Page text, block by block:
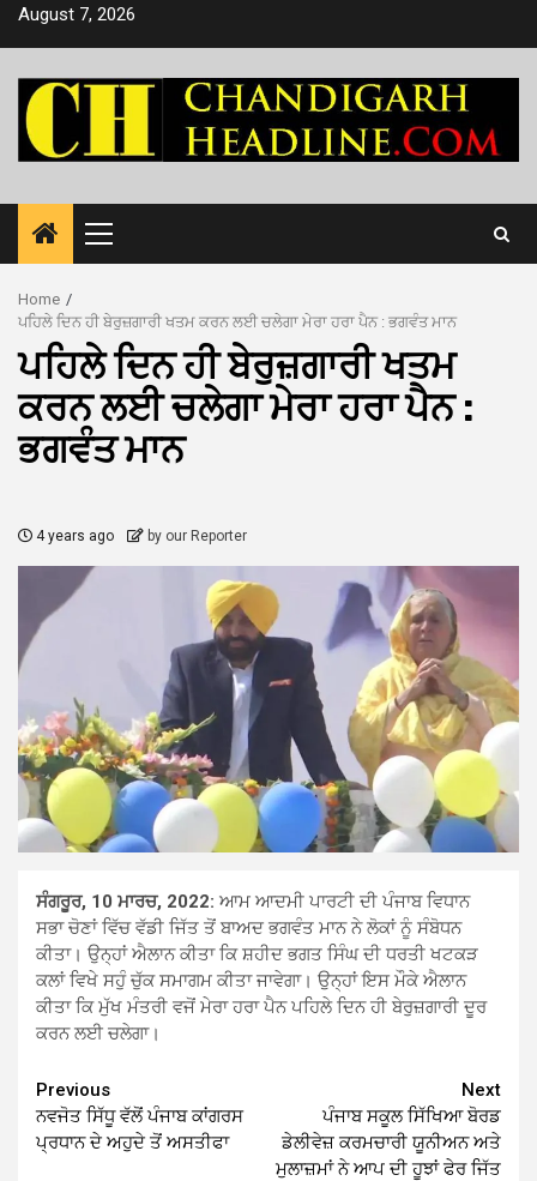
SkipAugust 7, 2026
Primary
Menu
Home
ਪਹਿਲੇ ਦਿਨ ਹੀ ਬੇਰੁਜ਼ਗਾਰੀ ਖਤਮ ਕਰਨ ਲਈ ਚਲੇਗਾ ਮੇਰਾ ਹਰਾ ਪੈਨ : ਭਗਵੰਤ ਮਾਨ
ਪਹਿਲੇ ਦਿਨ ਹੀ ਬੇਰੁਜ਼ਗਾਰੀ ਖਤਮ
ਕਰਨ ਲਈ ਚਲੇਗਾ ਮੇਰਾ ਹਰਾ ਪੈਨ :
ਭਗਵੰਤ ਮਾਨ
4 years ago by our Reporter
ਸੰਗਰੂਰ, 10 ਮਾਰਚ, 2022: ਆਮ ਆਦਮੀ ਪਾਰਟੀ ਦੀ ਪੰਜਾਬ ਵਿਧਾਨ
ਸਭਾ ਚੋਣਾਂ ਵਿੱਚ ਵੱਡੀ ਜਿੱਤ ਤੋਂ ਬਾਅਦ ਭਗਵੰਤ ਮਾਨ ਨੇ ਲੋਕਾਂ ਨੂੰ ਸੰਬੋਧਨ
ਕੀਤਾ। ਉਨ੍ਹਾਂ ਐਲਾਨ ਕੀਤਾ ਕਿ ਸ਼ਹੀਦ ਭਗਤ ਸਿੰਘ ਦੀ ਧਰਤੀ ਖਟਕੜ
ਕਲਾਂ ਵਿਖੇ ਸਹੁੰ ਚੁੱਕ ਸਮਾਗਮ ਕੀਤਾ ਜਾਵੇਗਾ। ਉਨ੍ਹਾਂ ਇਸ ਮੌਕੇ ਐਲਾਨ
ਕੀਤਾ ਕਿ ਮੁੱਖ ਮੰਤਰੀ ਵਜੋਂ ਮੇਰਾ ਹਰਾ ਪੈਨ ਪਹਿਲੇ ਦਿਨ ਹੀ ਬੇਰੁਜ਼ਗਾਰੀ ਦੂਰ
ਕਰਨ ਲਈ ਚਲੇਗਾ।
Continue
Reading
Previous
ਨਵਜੋਤ ਸਿੱਧੂ ਵੱਲੋਂ ਪੰਜਾਬ ਕਾਂਗਰਸ
ਪ੍ਰਧਾਨ ਦੇ ਅਹੁਦੇ ਤੋਂ ਅਸਤੀਫਾ
Next
ਪੰਜਾਬ ਸਕੂਲ ਸਿੱਖਿਆ ਬੋਰਡ
ਡੇਲੀਵੇਜ਼ ਕਰਮਚਾਰੀ ਯੂਨੀਅਨ ਅਤੇ
ਮੁਲਾਜ਼ਮਾਂ ਨੇ ਆਪ ਦੀ ਹੂਝਾਂ ਫੇਰ ਜਿੱਤ